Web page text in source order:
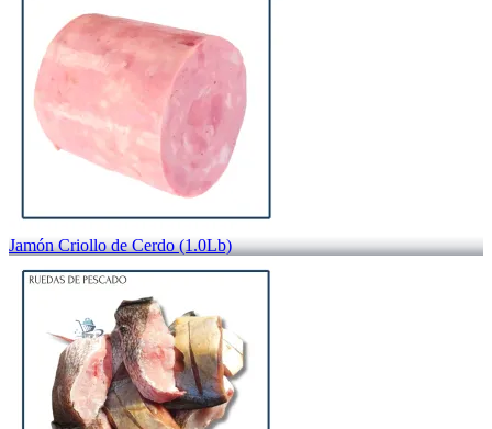
Jamón Criollo de Cerdo (1.0Lb)